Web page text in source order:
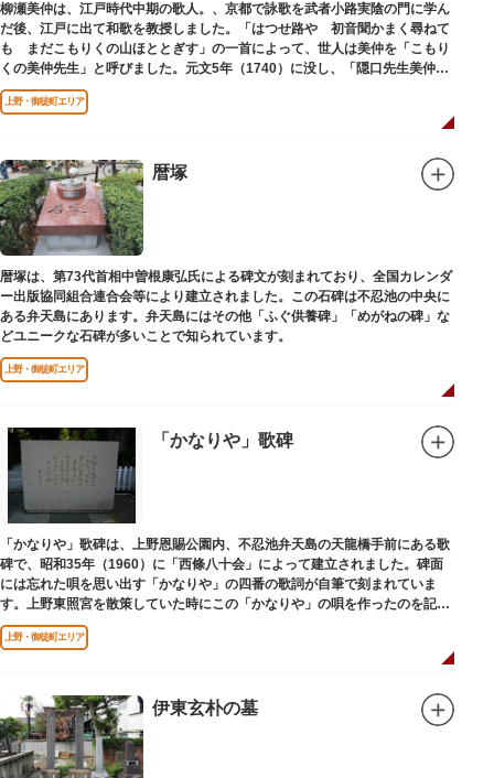
柳瀬美仲は、江戸時代中期の歌人。、京都で詠歌を武者小路実陰の門に学ん
だ後、江戸に出て和歌を教授しました。「はつせ路や 初音聞かまく尋ねて
も まだこもりくの山ほととぎす」の一首によって、世人は美仲を「こもり
くの美仲先生」と呼びました。元文5年（1740）に没し、「隠口先生美仲甫
之墓」と刻まれた墓が教證寺（きょうしょうじ）にあります。
上野・御徒町エリア
暦塚
暦塚は、第73代首相中曽根康弘氏による碑文が刻まれており、全国カレンダ
ー出版協同組合連合会等により建立されました。この石碑は不忍池の中央に
ある弁天島にあります。弁天島にはその他「ふぐ供養碑」「めがねの碑」な
どユニークな石碑が多いことで知られています。
上野・御徒町エリア
「かなりや」歌碑
「かなりや」歌碑は、上野恩賜公園内、不忍池弁天島の天龍橋手前にある歌
碑で、昭和35年（1960）に「西條八十会」によって建立されました。碑面
には忘れた唄を思い出す「かなりや」の四番の歌詞が自筆で刻まれていま
す。上野東照宮を散策していた時にこの「かなりや」の唄を作ったのを記念
してこの地に建てられました。
上野・御徒町エリア
伊東玄朴の墓